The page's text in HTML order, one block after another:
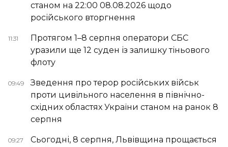
станом на 22:00 08.08.2026 щодо
російського вторгнення
11:31
Протягом 1–8 серпня оператори СБС
уразили ще 12 суден із залишку тіньового
флоту
09:49
Зведення про терор російських військ
проти цивільного населення в північно-
східних областях України станом на ранок 8
серпня
09:27
Сьогодні, 8 серпня, Львівщина прощається